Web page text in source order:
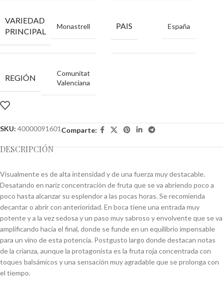
VARIEDAD
PRINCIPAL
Monastrell PAIS España
REGIÓN
Comunitat
Valenciana
SKU: 40000091601 Comparte:
DESCRIPCIÓN
Visualmente es de alta intensidad y de una fuerza muy destacable.
Desatando en nariz concentración de fruta que se va abriendo poco a
poco hasta alcanzar su esplendor a las pocas horas. Se recomienda
decantar o abrir con anterioridad. En boca tiene una entrada muy
potente y a la vez sedosa y un paso muy sabroso y envolvente que se va
amplificando hacia el final, donde se funde en un equilibrio impensable
para un vino de esta potencia. Postgusto largo donde destacan notas
de la crianza, aunque la protagonista es la fruta roja concentrada con
toques balsámicos y una sensación muy agradable que se prolonga con
el tiempo.